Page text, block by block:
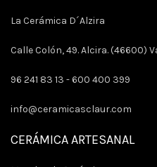
La Cerámica D´Alzira
Calle Colón, 49. Alcira. (46600)
96 241 83 13 -600 400 399
info@ceramicasclaur.com
CERÁMICA ARTESANAL